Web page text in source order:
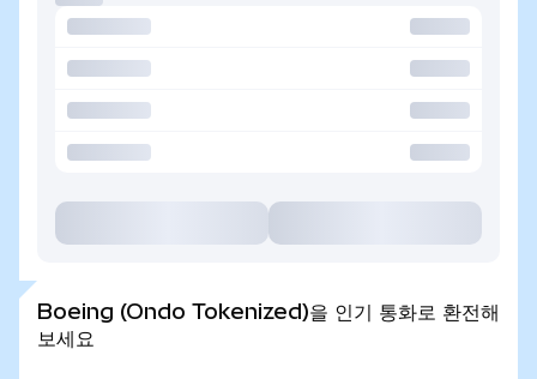
Boeing (Ondo Tokenized)을 인기 통화로 환전해
보세요